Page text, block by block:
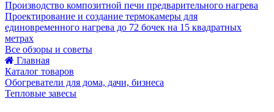
Производство композитной печи предварительного нагрева
Проектирование и создание термокамеры для
единовременного нагрева до 72 бочек на 15 квадратных
метрах
Все обзоры и советы
Главная
Каталог товаров
Обогреватели для дома, дачи, бизнеса
Тепловые завесы